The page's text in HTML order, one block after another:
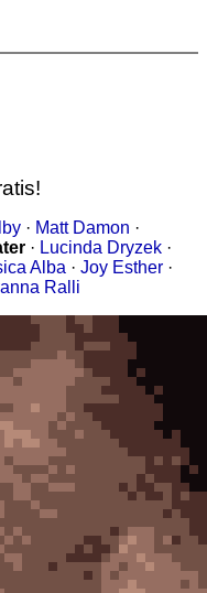
· Matt Damon ·
· Lucinda Dryzek ·
Alba · Joy Esther ·
Ralli